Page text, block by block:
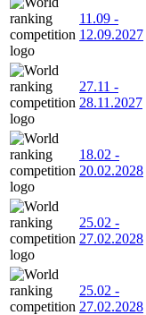
11.09 -
12.09.2027
27.11 -
28.11.2027
18.02 -
20.02.2028
25.02 -
27.02.2028
25.02 -
27.02.2028